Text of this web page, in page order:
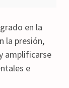
en la
la presión,
amplificarse
e